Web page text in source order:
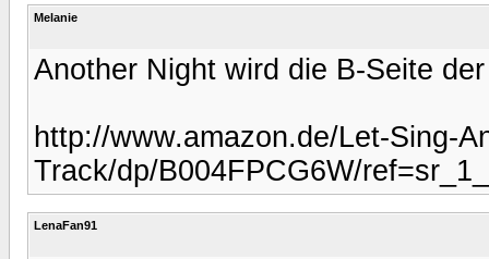
Melanie
Another Night wird die B-Seite
http://www.amazon.de/Let-Sing-
Track/dp/B004FPCG6W/
LenaFan91